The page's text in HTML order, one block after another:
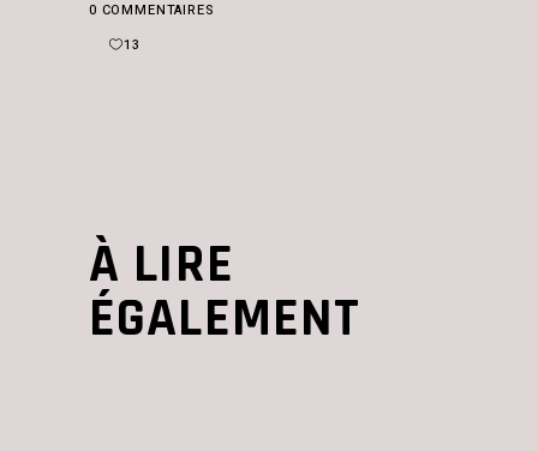
0 COMMENTAIRES
13
À LIRE
ÉGALEMENT